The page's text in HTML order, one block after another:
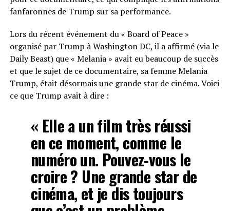
fanfaronnes de Trump sur sa performance.
Lors du récent événement du « Board of Peace »
organisé par Trump à Washington DC, il a affirmé (via le
Daily Beast) que « Melania » avait eu beaucoup de succès
et que le sujet de ce documentaire, sa femme Melania
Trump, était désormais une grande star de cinéma. Voici
ce que Trump avait à dire :
« Elle a un film très réussi
en ce moment, comme le
numéro un. Pouvez-vous le
croire ? Une grande star de
cinéma, et je dis toujours